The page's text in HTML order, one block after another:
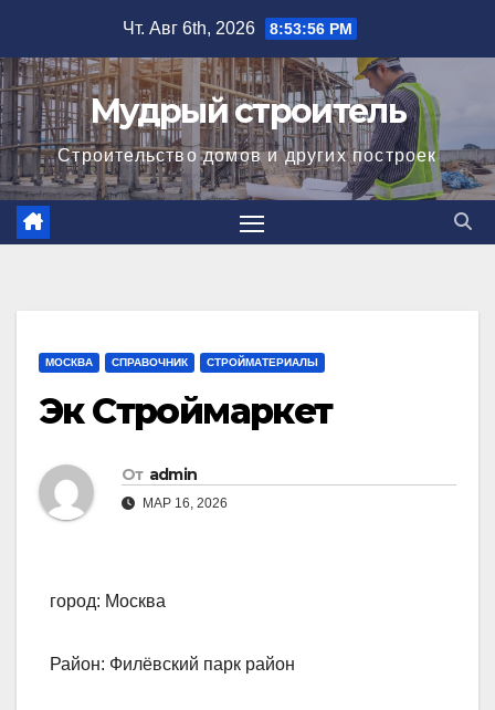
содержимому
Чт. Авг 6th, 2026 8:53:57 PM
Мудрый строитель
Строительство домов и других построек
МОСКВА СПРАВОЧНИК СТРОЙМАТЕРИАЛЫ
Эк Строймаркет
От admin
МАР 16, 2026
город: Москва
Район: Филёвский парк район